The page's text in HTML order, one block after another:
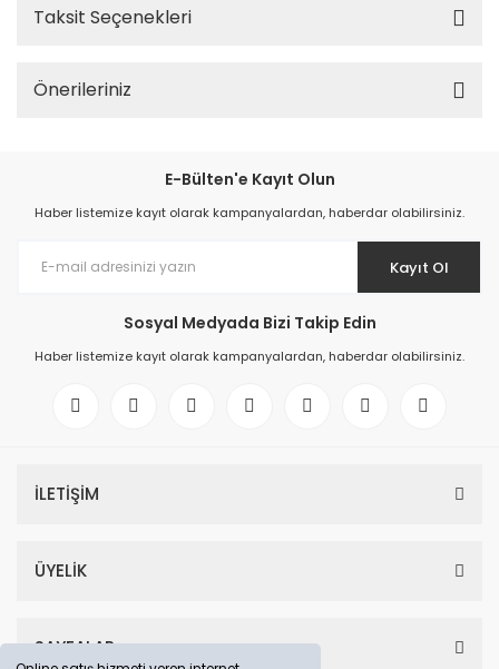
Taksit Seçenekleri
Önerileriniz
E-Bülten'e Kayıt Olun
Haber listemize kayıt olarak kampanyalardan, haberdar olabilirsiniz.
Kayıt Ol
Sosyal Medyada Bizi Takip Edin
Haber listemize kayıt olarak kampanyalardan, haberdar olabilirsiniz.
İLETİŞİM
ÜYELİK
SAYFALAR